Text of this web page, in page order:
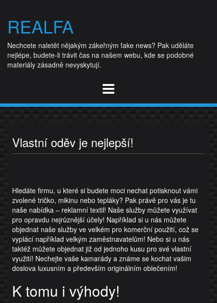
content
REALFA
Nechcete naletět nějakým zákeřným fake news? Pak uděláte
nejlépe, budete-li trávit čas na našem webu, kde se podobné
materiály zásadně nevyskytují.
Vlastní oděv je nejlepší!
Hledáte firmu, u které si budete moci nechat potisknout vámi
zvolené tričko, mikinu nebo tepláky? Pak právě pro vás je tu
naše nabídka – reklamní textil! Naše služby můžete využívat
pro opravdu nejrůznější účely! Například si u nás můžete
objednat naše služby ve velkém pro komerční použití, což se
vyplácí například velkým zaměstnavatelům! Nebo si u nás
taktéž můžete objednat již od jednoho kusu pro své vlastní
využití! Nechejte vaše kamarády a známe se kochat vašim
doslova luxusním a především originálním oblečením!
K tomu i výhody!